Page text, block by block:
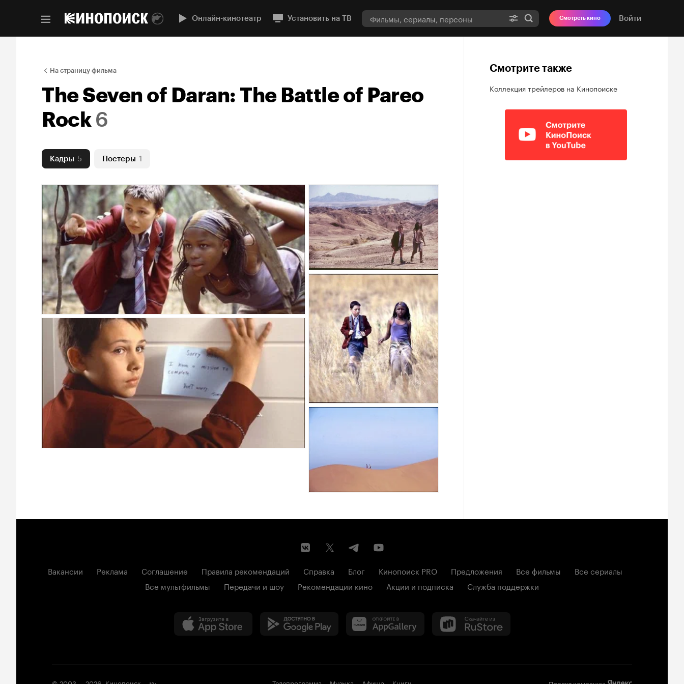
Онлайн-кинотеатр Установить на ТВ Смотреть кино Войти
На страницу фильма
The Seven of Daran: The Battle of Pareo
Rock 6
Кадры 5 Постеры 1
Смотрите также
Коллекция трейлеров на Кинопоиске
Вакансии Реклама Соглашение Правила рекомендаций Справка Блог Кинопоиск PRO Предложения Все фильмы
Все сериалы
Все мультфильмы
Передачи и шоу Рекомендации кино Акции и подписка Служба поддержки